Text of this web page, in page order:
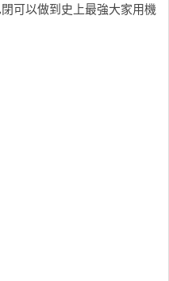
可以做到史上最強大家用機